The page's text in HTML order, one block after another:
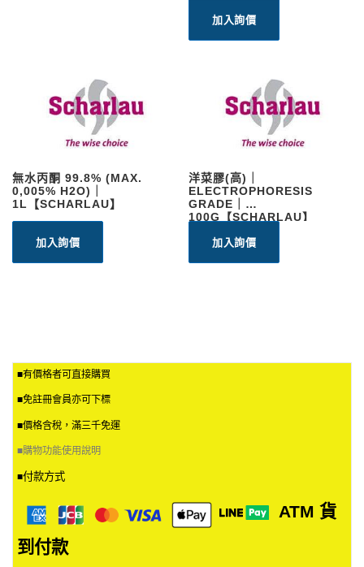
加入詢價
無水丙酮 99.8% (MAX.
0,005% H2O)｜
1L【SCHARLAU】
加入詢價
洋菜膠(高)｜
ELECTROPHORESIS
GRADE｜
100G【SCHARLAU】
加入詢價
■有價格者可直接購買
■免註冊會員亦可下標
■價格含稅，滿三千免運
■購物功能使用說明
■付款方式
ATM 貨
到付款